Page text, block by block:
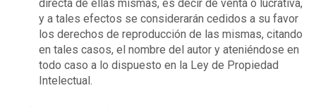
directa de ellas mismas, es decir de venta o lucrativa,
y a tales efectos se considerarán cedidos a su favor
los derechos de reproducción de las mismas, citando
en tales casos, el nombre del autor y ateniéndose en
todo caso a lo dispuesto en la Ley de Propiedad
Intelectual.